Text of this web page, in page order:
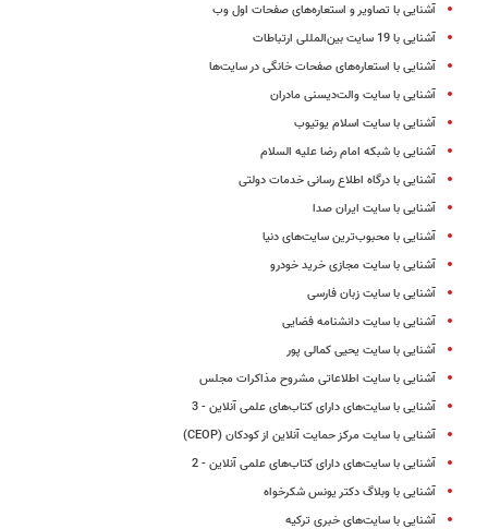
آشنایی با تصاویر و استعاره‌های صفحات اول وب
آشنایی با 19 سایت بین‌المللی ارتباطات
آشنایی با استعاره‌های صفحات خانگی در سایت‌ها
آشنایی با سایت والت‌دیسنی مادران
آشنایی با سایت اسلام یوتیوب
آشنایی با شبکه امام رضا علیه السلام
آشنایی با درگاه اطلاع رسانی خدمات دولتی
آشنایی با سایت ایران صدا
آشنایی با محبوب‌ترین سایت‌های دنیا
آشنایی با سایت مجازی خرید خودرو
آشنایی با سایت زبان فارسی
آشنایی با سایت دانشنامه فضایی
آشنایی با سایت یحیی کمالی پور
آشنایی با سایت اطلاعاتی مشروح مذاکرات مجلس
آشنایی با سایت‌های دارای کتاب‌های علمی آنلاین - 3
آشنایی با سایت مرکز حمایت آنلاین از کودکان (CEOP)
آشنایی با سایت‌های دارای کتاب‌های علمی آنلاین - 2
آشنایی با وبلاگ دکتر یونس شکرخواه
آشنایی با سایت‌های خبری ترکیه